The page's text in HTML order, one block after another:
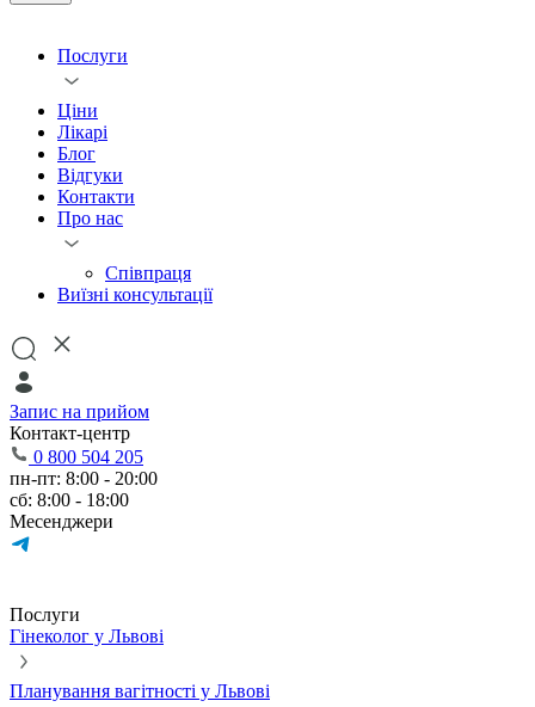
Послуги
Ціни
Лікарі
Блог
Відгуки
Контакти
Про нас
Співпраця
Виїзні консультації
Запис на прийом
Контакт-центр
0 800 504 205
пн-пт: 8:00 - 20:00
сб: 8:00 - 18:00
Месенджери
Послуги
Гінеколог у Львові
Планування вагітності у Львові